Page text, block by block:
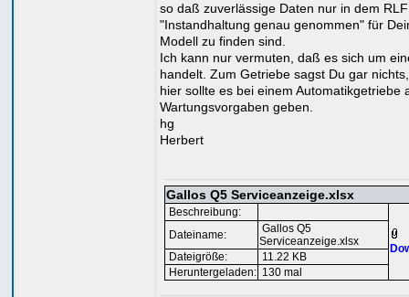
so daß zuverlässige Daten nur in dem RLF
"Instandhaltung genau genommen" für
Modell zu finden sind.
Ich kann nur vermuten, daß es sich um
handelt. Zum Getriebe sagst Du gar
hier sollte es bei einem Automatikgetriebe
Wartungsvorgaben geben.
hg
Herbert
Gallos Q5 Serviceanzeige.xlsx
Beschreibung:
Dateiname:
Gallos Q5
Serviceanzeige.xlsx
Dateigröße:
11.22 KB
Heruntergeladen: 130 mal